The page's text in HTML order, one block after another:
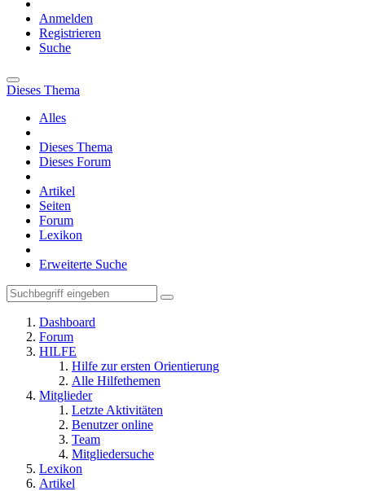
Anmelden
Registrieren
Suche
Dieses Thema
Alles
Dieses Thema
Dieses Forum
Artikel
Seiten
Forum
Lexikon
Erweiterte Suche
Dashboard
Forum
HILFE
Hilfe zur ersten Orientierung
Alle Hilfethemen
Mitglieder
Letzte Aktivitäten
Benutzer online
Team
Mitgliedersuche
Lexikon
Artikel